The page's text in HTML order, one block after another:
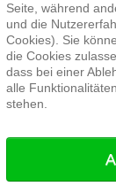
Seite, während
und die
Cookies). Sie
die Cookies
dass bei einer
alle
stehen.